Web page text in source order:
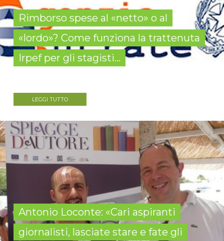
Rimborso spese al «netto» o al
«lordo»? Come funziona la trattenuta
Irpef per gli stagisti...
LEGGI TUTTO
Antonio Loconte: «Cari aspiranti
giornalisti, lasciate stare e fate gli